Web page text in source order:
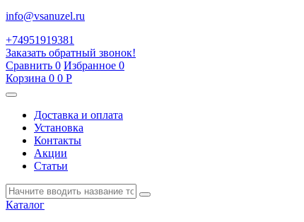
info@vsanuzel.ru
+74951919381
Заказать обратный звонок!
Сравнить 0 Избранное 0
Корзина 0 0 Р
Доставка и оплата
Установка
Контакты
Акции
Статьи
Каталог